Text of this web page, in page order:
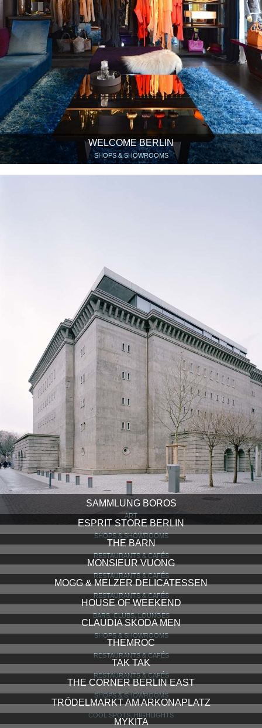
WELCOME BERLIN
SHOPS & SHOWROOMS
SAMMLUNG BOROS
ART
ESPRIT STORE BERLIN
SHOPS & SHOWROOMS
THE BARN
RESTAURANTS & CAFÉS
MONSIEUR VUONG
RESTAURANTS & CAFÉS
MOGG & MELZER DELICATESSEN
RESTAURANTS & CAFÉS
HOUSE OF WEEKEND
BARS, CLUBS, LOUNGES
CLAUDIA SKODA MEN
SHOPS & SHOWROOMS
THEMROC
RESTAURANTS & CAFÉS
TAK TAK
RESTAURANTS & CAFÉS
THE CORNER BERLIN EAST
SHOPS & SHOWROOMS
TRÖDELMARKT AM ARKONAPLATZ
COOL SPOTS, HIGHLIGHTS
MYKITA